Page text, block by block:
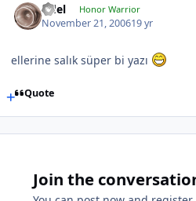
fidel Honor Warrior
November 21, 200619 yr
ellerine salık süper bi yazı
Quote
Join the